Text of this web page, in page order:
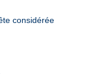
considérée